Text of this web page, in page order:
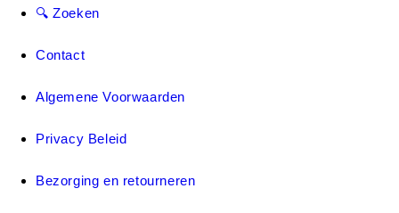
🔍 Zoeken
Contact
Algemene Voorwaarden
Privacy Beleid
Bezorging en retourneren